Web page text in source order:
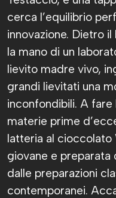
cerca l’equilibrio
innovazione. Dietro
la mano di un
lievito madre vivo,
grandi lievitati una
inconfondibili. A
materie prime
latteria al cioccolato
giovane e
dalle preparazioni
contemporanei.